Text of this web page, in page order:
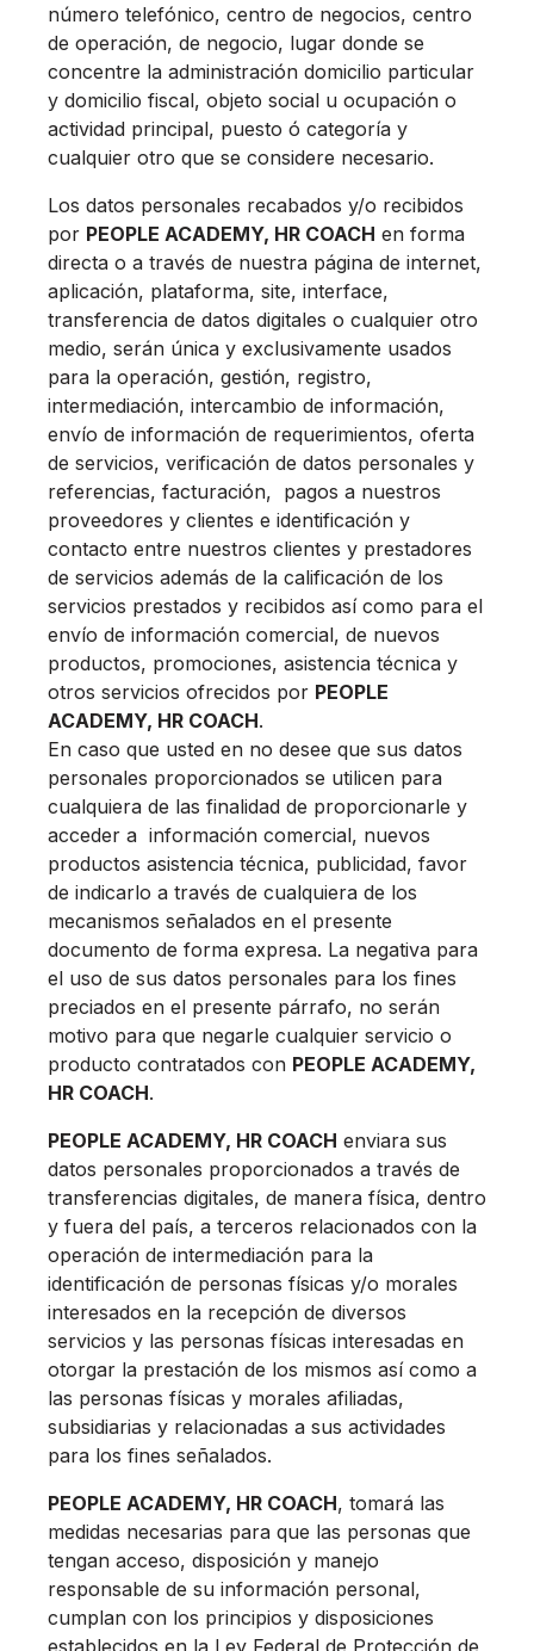
número telefónico, centro de negocios, centro
de operación, de negocio, lugar donde se
concentre la administración domicilio particular
y domicilio fiscal, objeto social u ocupación o
actividad principal, puesto ó categoría y
cualquier otro que se considere necesario.
Los datos personales recabados y/o recibidos
por PEOPLE ACADEMY, HR COACH en forma
directa o a través de nuestra página de internet,
aplicación, plataforma, site, interface,
transferencia de datos digitales o cualquier otro
medio, serán única y exclusivamente usados
para la operación, gestión, registro,
intermediación, intercambio de información,
envío de información de requerimientos, oferta
de servicios, verificación de datos personales y
referencias, facturación, pagos a nuestros
proveedores y clientes e identificación y
contacto entre nuestros clientes y prestadores
de servicios además de la calificación de los
servicios prestados y recibidos así como para el
envío de información comercial, de nuevos
productos, promociones, asistencia técnica y
otros servicios ofrecidos por PEOPLE
ACADEMY, HR COACH.
En caso que usted en no desee que sus datos
personales proporcionados se utilicen para
cualquiera de las finalidad de proporcionarle y
acceder a información comercial, nuevos
productos asistencia técnica, publicidad, favor
de indicarlo a través de cualquiera de los
mecanismos señalados en el presente
documento de forma expresa. La negativa para
el uso de sus datos personales para los fines
preciados en el presente párrafo, no serán
motivo para que negarle cualquier servicio o
producto contratados con PEOPLE ACADEMY,
HR COACH.
PEOPLE ACADEMY, HR COACH enviara sus
datos personales proporcionados a través de
transferencias digitales, de manera física, dentro
y fuera del país, a terceros relacionados con la
operación de intermediación para la
identificación de personas físicas y/o morales
interesados en la recepción de diversos
servicios y las personas físicas interesadas en
otorgar la prestación de los mismos así como a
las personas físicas y morales afiliadas,
subsidiarias y relacionadas a sus actividades
para los fines señalados.
PEOPLE ACADEMY, HR COACH, tomará las
medidas necesarias para que las personas que
tengan acceso, disposición y manejo
responsable de su información personal,
cumplan con los principios y disposiciones
establecidos en la Ley Federal de Protección de